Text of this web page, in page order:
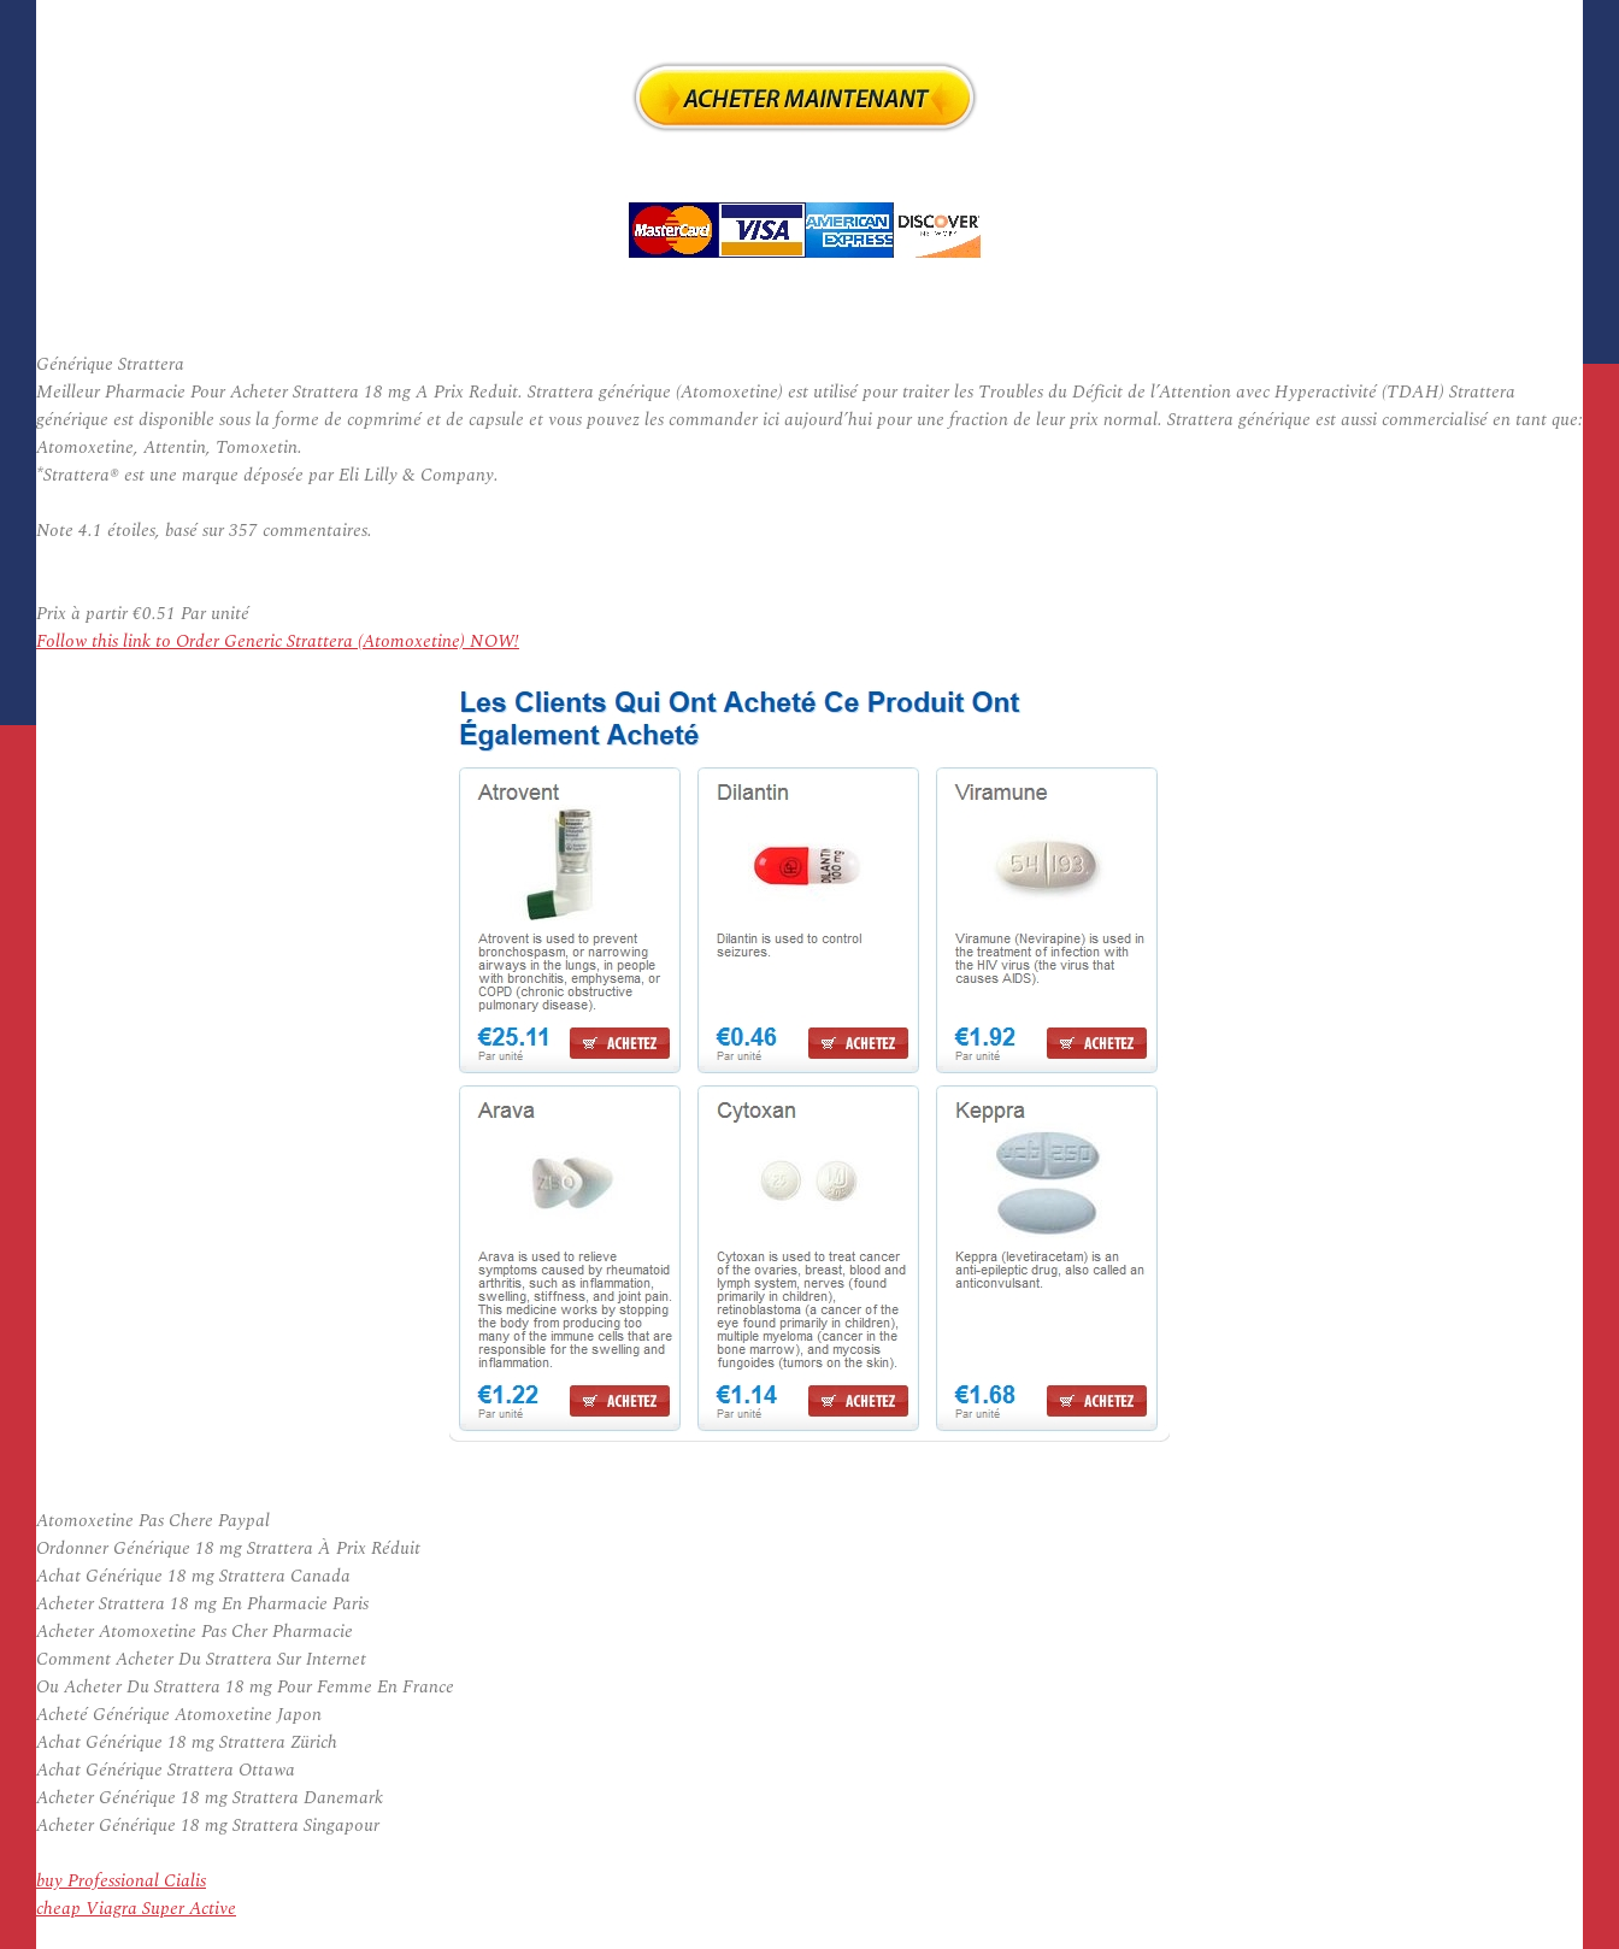
Générique Strattera
Meilleur Pharmacie Pour Acheter Strattera 18 mg A Prix Reduit. Strattera générique (Atomoxetine) est utilisé pour traiter les Troubles du Déficit de l’Attention avec Hyperactivité (TDAH) Strattera
générique est disponible sous la forme de copmrimé et de capsule et vous pouvez les commander ici aujourd’hui pour une fraction de leur prix normal. Strattera générique est aussi commercialisé en tant que:
Atomoxetine, Attentin, Tomoxetin.
*Strattera® est une marque déposée par Eli Lilly & Company.
Note 4.1 étoiles, basé sur357commentaires.
Prix à partir€0.51 Par unité
Follow this link to Order Generic Strattera (Atomoxetine) NOW!
Atomoxetine Pas Chere Paypal
Ordonner Générique 18 mg Strattera À Prix Réduit
Achat Générique 18 mg Strattera Canada
Acheter Strattera 18 mg En Pharmacie Paris
Acheter Atomoxetine Pas Cher Pharmacie
Comment Acheter Du Strattera Sur Internet
Ou Acheter Du Strattera 18 mg Pour Femme En France
Acheté Générique Atomoxetine Japon
Achat Générique 18 mg Strattera Zürich
Achat Générique Strattera Ottawa
Acheter Générique 18 mg Strattera Danemark
Acheter Générique 18 mg Strattera Singapour
buy Professional Cialis
cheap Viagra Super Active